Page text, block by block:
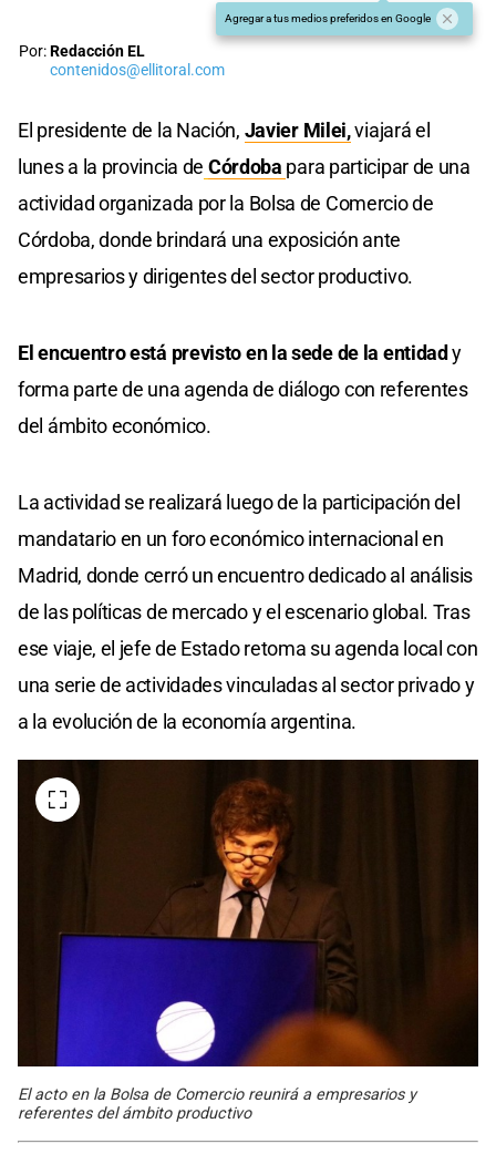
Agregar a tus medios preferidos en Google
Por:Redacción EL
contenidos@ellitoral.com
El presidente de la Nación, Javier Milei,viajará el
lunes a la provincia de Córdoba para participar de una
actividad organizada por la Bolsa de Comercio de
Córdoba, donde brindará una exposición ante
empresarios y dirigentes del sector productivo.
El encuentro está previsto en la sede de la entidady
forma parte de una agenda de diálogo con referentes
del ámbito económico.
La actividad se realizará luego de la participación del
mandatario en un foro económico internacional en
Madrid, donde cerró un encuentro dedicado al análisis
de las políticas de mercado y el escenario global. Tras
ese viaje, el jefe de Estado retoma su agenda local con
una serie de actividades vinculadas al sector privado y
a la evolución de la economía argentina.
El acto en la Bolsa de Comercio reunirá a empresarios y
referentes del ámbito productivo